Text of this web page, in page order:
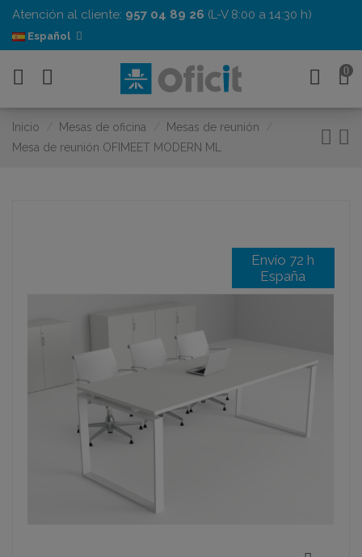
Atención al cliente: 957 04 89 26 (L-V 8:00 a 14:30 h)
Español
0
Inicio Mesas de oficina
Mesas de reunión
Mesa de reunión OFIMEET MODERN ML
Envío 72 h
España